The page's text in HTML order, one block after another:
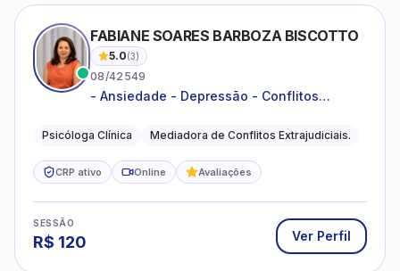
FABIANE SOARES BARBOZA BISCOTTO
5.0(3)
08/42549
- Ansiedade - Depressão - Conflitos
relacionamentos - Autoestima -
Psicóloga Clínica Mediadora de Conflitos Extrajudiciais.
CRP ativo Online Avaliações
SESSÃO
R$ 120 Ver Perfil